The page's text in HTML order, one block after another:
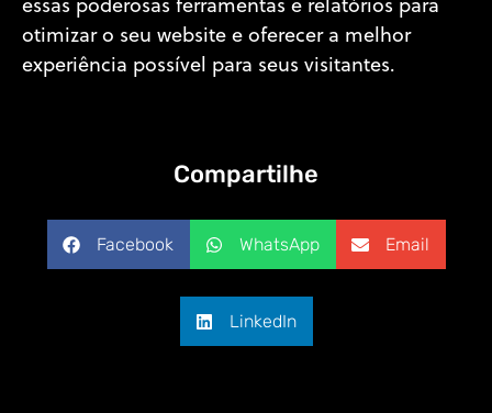
essas poderosas ferramentas e relatórios para
otimizar o seu website e oferecer a melhor
experiência possível para seus visitantes.
Compartilhe
Facebook WhatsApp Email
LinkedIn